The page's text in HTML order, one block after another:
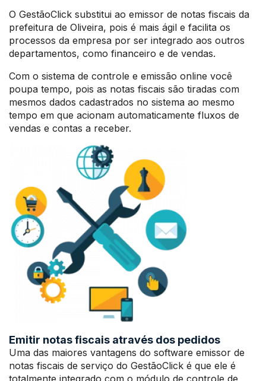
O GestãoClick substitui ao emissor de notas fiscais da
prefeitura de Oliveira, pois é mais ágil e facilita os
processos da empresa por ser integrado aos outros
departamentos, como financeiro e de vendas.
Com o sistema de controle e emissão online você
poupa tempo, pois as notas fiscais são tiradas com
mesmos dados cadastrados no sistema ao mesmo
tempo em que acionam automaticamente fluxos de
vendas e contas a receber.
Emitir notas fiscais através dos pedidos
Uma das maiores vantagens do software emissor de
notas fiscais de serviço do GestãoClick é que ele é
totalmente integrado com o módulo de controle de